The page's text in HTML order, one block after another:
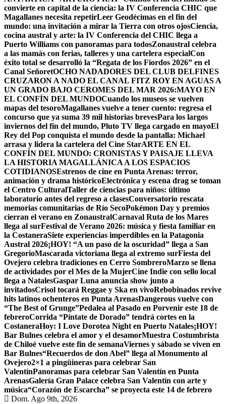
convierte en capital de la ciencia: la IV Conferencia CHIC que
Magallanes necesita repetirLeer Geodécimas en el fin del
mundo: una invitación a mirar la Tierra con otros ojosCiencia,
cocina austral y arte: la IV Conferencia del CHIC llega a
Puerto Williams con panoramas para todosZonaustral celebra
a las mamás con ferias, talleres y una cartelera especialCon
éxito total se desarrolló la “Regata de los Fiordos 2026” en el
Canal SeñoretOCHO NADADORES DEL CLUB DELFINES
CRUZARON A NADO EL CANAL FITZ ROY EN AGUAS A
UN GRADO BAJO CEROMES DEL MAR 2026:MAYO EN
EL CONFÍN DEL MUNDOCuando los museos se vuelven
mapas del tesoroMagallanes vuelve a tener cuento: regresa el
concurso que ya suma 39 mil historias brevesPara los largos
inviernos del fin del mundo, Pluto TV llega cargado en mayoEl
Rey del Pop conquista el mundo desde la pantalla: Michael
arrasa y lidera la cartelera del Cine StarARTE EN EL
CONFÍN DEL MUNDO: CRONISTAS Y PAISAJE LLEVA
LA HISTORIA MAGALLÁNICA A LOS ESPACIOS
COTIDIANOSEstrenos de cine en Punta Arenas: terror,
animación y drama históricoElectrónica y escena drag se toman
el Centro CulturalTaller de ciencias para niños: último
laboratorio antes del regreso a clasesConversatorio rescata
memorias comunitarias de Río SecoPokémon Day y premios
cierran el verano en ZonaustralCarnaval Ruta de los Mares
llega al surFestival de Verano 2026: música y fiesta familiar en
la CostaneraSiete experiencias imperdibles en la Patagonia
Austral 2026¡HOY! “A un paso de la oscuridad” llega a San
GregorioMascarada victoriana llega al extremo surFiesta del
Ovejero celebra tradiciones en Cerro SombreroMarzo se llena
de actividades por el Mes de la MujerCine Indie con sello local
llega a NatalesGaspar Luna anuncia show junto a
invitadosCrisol tocará Reggae y Ska en vivoRebobinados revive
hits latinos ochenteros en Punta ArenasDangerous vuelve con
“The Best of Grunge”Pedalea al Pasado en Porvenir este 18 de
febreroCorrida “Píntate de Dorado” tendrá cortes en la
CostaneraHoy: I Love Dorotea Night en Puerto Natales¡HOY!
Bar Bulnes celebra el amor y el desamorMuestra Costumbrista
de Chiloé vuelve este fin de semanaViernes y sábado se viven en
Bar Bulnes“Recuerdos de don Abel” llega al Monumento al
Ovejero2×1 a pingüineras para celebrar San
ValentínPanoramas para celebrar San Valentín en Punta
ArenasGalería Gran Palace celebra San Valentín con arte y
música“Corazón de Escarcha” se proyecta este 14 de febrero
Dom. Ago 9th, 2026